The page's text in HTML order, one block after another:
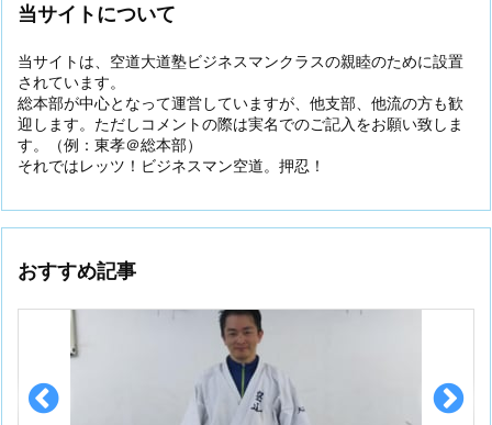
当サイトについて
当サイトは、空道大道塾ビジネスマンクラスの親睦のために設置
されています。
総本部が中心となって運営していますが、他支部、他流の方も歓
迎します。ただしコメントの際は実名でのご記入をお願い致しま
す。（例：東孝＠総本部）
それではレッツ！ビジネスマン空道。押忍！
おすすめ記事